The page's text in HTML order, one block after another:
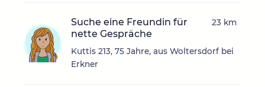
Suche eine Freundin für
nette Gespräche
Kuttis 213, 75 Jahre, aus Woltersdorf bei
Erkner
23 km